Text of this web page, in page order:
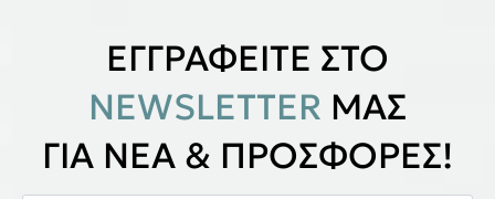
ΕΓΓΡΑΦΕΙΤΕ ΣΤΟ
NEWSLETTER ΜΑΣ
ΓΙΑ ΝΕΑ & ΠΡΟΣΦΟΡΕΣ!